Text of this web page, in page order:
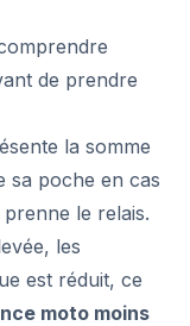
de prendre
la somme
sa poche en cas
le relais.
les
est réduit, ce
moto moins